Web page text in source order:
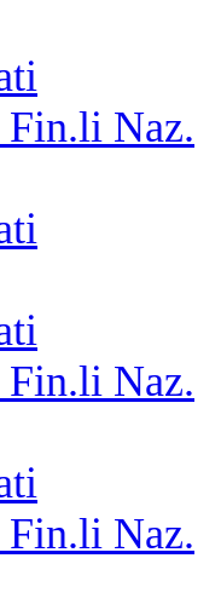
Naz.
Naz.
Naz.